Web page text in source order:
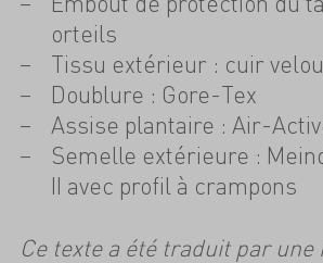
orteils
Tissu extérieur : cuir
Doublure : Gore-Tex
Assise plantaire : Air-
Semelle extérieure :
II avec profil à crampons
Ce texte a été traduit par une